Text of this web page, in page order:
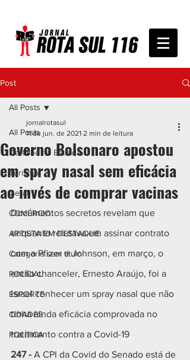
Post
All Posts
De Olho na Estrada
Turismo
Geral
COMÉRCIO
ARTISTA EM DESTAQUE
Categoria sem título
POLICIAL
ESPORTE
CIDADES
POLÍTICA
All Posts
Governo Bolsonaro apostou
em spray nasal sem eficácia
ao invés de comprar vacinas
jornalrotasul
11 de jun. de 2021 2 min de leitura
Documentos secretos revelam que
enquanto relutava em assinar contrato
com a Pfizer e Johnson, em março, o
então chanceler, Ernesto Araújo, foi a
Israel conhecer um spray nasal que não
tinha ainda eficácia comprovada no
tratamento contra a Covid-19
247 - A CPI da Covid do Senado está de